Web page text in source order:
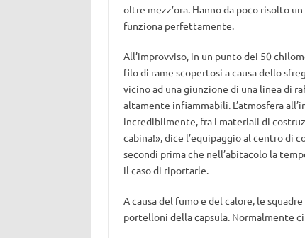
oltre mezz’ora. Hanno da poco risolto
funziona perfettamente.
All’improvviso, in un punto dei 50
filo di rame scopertosi a causa dello
vicino ad una giunzione di una linea di
altamente infiammabili. L’atmosfera
incredibilmente, fra i materiali di
cabina!», dice l’equipaggio al centro di
secondi prima che nell’abitacolo la
il caso di riportarle.
A causa del fumo e del calore, le
portelloni della capsula. Normalmente